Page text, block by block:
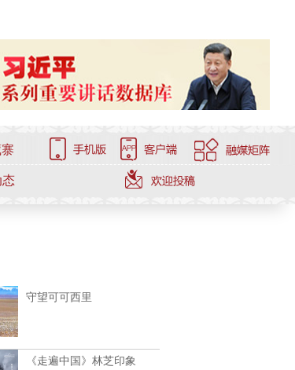
态
守望可可西里
《走遍中国》林芝印象